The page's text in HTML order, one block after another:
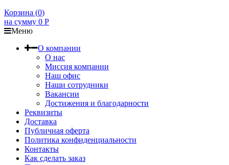
Корзина (0)
на сумму 0 Р
Меню
О компании
О нас
Миссия компании
Наш офис
Наши сотрудники
Вакансии
Достижения и благодарности
Реквизиты
Доставка
Публичная оферта
Политика конфиденциальности
Контакты
Как сделать заказ